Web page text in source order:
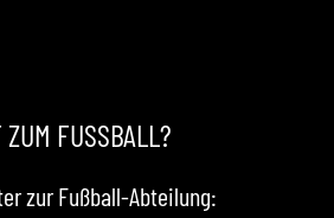
FUSSBALL?
zur Fußball-Abteilung: